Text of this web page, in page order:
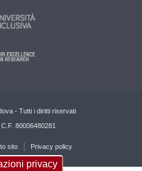
- Tutti i diritti riservati
80006480281
sito Privacy policy
privacy